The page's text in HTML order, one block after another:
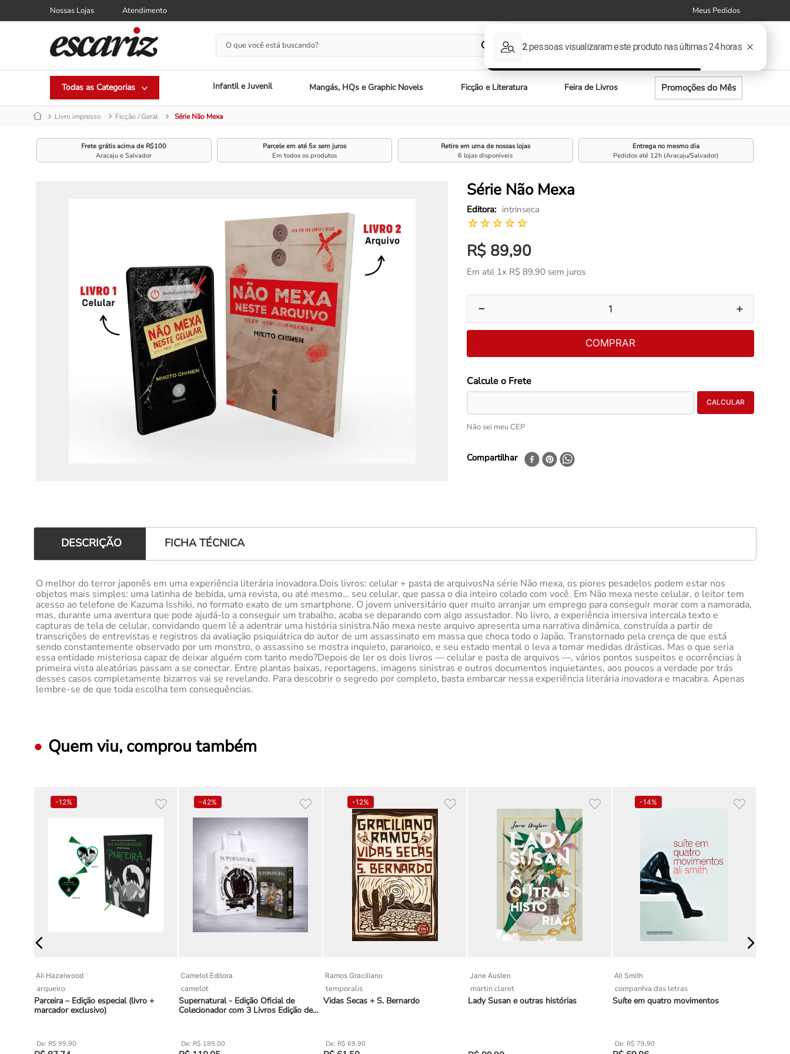
Nossas Lojas Atendimento Meus Pedidos
O que você está buscando? Meus Entre ou
Infantil e Juvenil Mangás, HQs e Graphic Novels Ficção e Literatura Feira de Livros Promoções do Mês
Livro impresso Ficção / Geral Série Não Mexa
Frete grátis acima de R$100
Aracaju e Salvador
Parcele em até 5x sem juros
Em todos os produtos
Retire em uma de nossas lojas
6 lojas disponíveis
Entrega no mesmo dia
Pedidos até 12h (Aracaju/Salvador)
Série Não Mexa
intrinseca
☆☆☆☆☆
R$ 89,90
Em até 1x R$ 89,90 sem juros
＋
－
COMPRAR
Não sei meu CEP
Compartilhar
DESCRIÇÃO FICHA TÉCNICA
O melhor do terror japonês em uma experiência literária inovadora.Dois livros: celular + pasta de arquivosNa série Não mexa, os piores pesadelos podem estar nos
objetos mais simples: uma latinha de bebida, uma revista, ou até mesmo… seu celular, que passa o dia inteiro colado com você. Em Não mexa neste celular, o leitor tem
acesso ao telefone de Kazuma Isshiki, no formato exato de um smartphone. O jovem universitário quer muito arranjar um emprego para conseguir morar com a namorada,
mas, durante uma aventura que pode ajudá-lo a conseguir um trabalho, acaba se deparando com algo assustador. No livro, a experiência imersiva intercala texto e
capturas de tela de celular, convidando quem lê a adentrar uma história sinistra.Não mexa neste arquivo apresenta uma narrativa dinâmica, construída a partir de
transcrições de entrevistas e registros da avaliação psiquiátrica do autor de um assassinato em massa que choca todo o Japão. Transtornado pela crença de que está
sendo constantemente observado por um monstro, o assassino se mostra inquieto, paranoico, e seu estado mental o leva a tomar medidas drásticas. Mas o que seria
essa entidade misteriosa capaz de deixar alguém com tanto medo?Depois de ler os dois livros — celular e pasta de arquivos —, vários pontos suspeitos e ocorrências à
primeira vista aleatórias passam a se conectar. Entre plantas baixas, reportagens, imagens sinistras e outros documentos inquietantes, aos poucos a verdade por trás
desses casos completamente bizarros vai se revelando. Para descobrir o segredo por completo, basta embarcar nessa experiência literária inovadora e macabra. Apenas
lembre-se de que toda escolha tem consequências.
Quem viu, comprou também
-12%
Ali Hazelwood
arqueiro
Parceira – Edição especial (livro +
marcador exclusivo)
R$ 99,90
-42%
Camelot Editora
camelot
Supernatural - Edição Oficial de
Colecionador com 3 Livros Edição de
R$ 189,00
-12%
Ramos Graciliano
temporalis
Vidas Secas + S. Bernardo
R$ 69,90
Jane Austen
martin claret
Lady Susan e outras histórias
-14%
Ali Smith
companhia das letras
Suíte em quatro movimentos
R$ 79,90